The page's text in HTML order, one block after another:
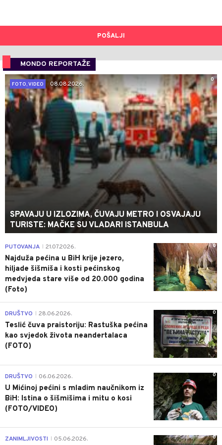
POŠALJI
MONDO REPORTAŽE
0
FOTO, VIDEO
08.08.2026.
SPAVAJU U IZLOZIMA, ČUVAJU METRO I OSVAJAJU
TURISTE: MAČKE SU VLADARI ISTANBULA
0
PUTOVANJA 21.07.2026.
Najduža pećina u BiH krije jezero,
hiljade šišmiša i kosti pećinskog
medvjeda stare više od 20.000 godina
(Foto)
0
DRUŠTVO 28.06.2026.
Teslić čuva praistoriju: Rastuška pećina
kao svjedok života neandertalaca
(FOTO)
0
DRUŠTVO 06.06.2026.
U Mićinoj pećini s mladim naučnikom iz
BiH: Istina o šišmišima i mitu o kosi
(FOTO/VIDEO)
0
ZANIMLJIVOSTI 05.06.2026.